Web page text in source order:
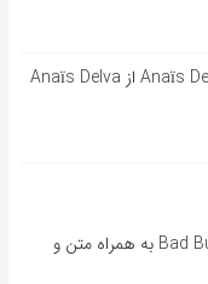
آهنگ فرانسوی Anaïs Delva Et je danse از Anaïs Delva
آهنگ اسپانیایی Andrea از Bad Bunny به همراه متن و